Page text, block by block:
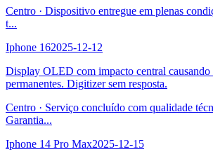
Centro · Dispositivo entregue em plenas
t...
Iphone 162025-12-12
Display OLED com impacto central causando
permanentes. Digitizer sem resposta.
Centro · Serviço concluído com qualidade
Garantia...
Iphone 14 Pro Max2025-12-15